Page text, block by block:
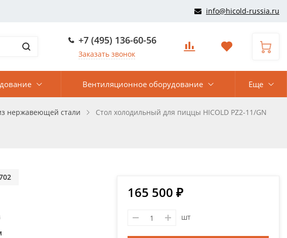
info@hicold-russia.ru
+7 (495) 136-60-56
Заказать звонок
Вентиляционное оборудование Еще
нержавеющей стали Стол холодильный для пиццы HICOLD PZ2-11/GN
165 500 ₽
шт